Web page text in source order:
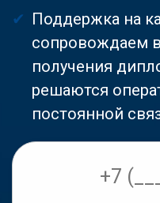
Поддержка на
сопровождаем
получения
решаются
постоянной